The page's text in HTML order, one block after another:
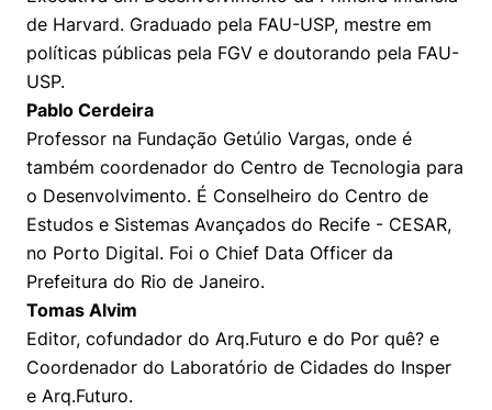
de Harvard. Graduado pela FAU-USP, mestre em
políticas públicas pela FGV e doutorando pela FAU-
USP. ​
Pablo Cerdeira
Professor na Fundação Getúlio Vargas, onde é
também coordenador do Centro de Tecnologia para
o Desenvolvimento. É Conselheiro do Centro de
Estudos e Sistemas Avançados do Recife - CESAR,
no Porto Digital. Foi o Chief Data Officer da
Prefeitura do Rio de Janeiro. ​
Tomas Alvim
Editor, cofundador do Arq.Futuro e do Por quê? e
Coordenador do Laboratório de Cidades do Insper
e Arq.Futuro.